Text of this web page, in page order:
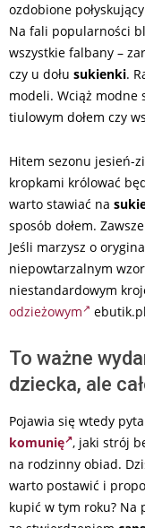
ozdobione
Na fali popularności
wszystkie falbany –
czy u dołu sukienki.
modeli. Wciąż modne
tiulowym dołem czy
Hitem sezonu jesień-
kropkami królować
warto stawiać na
sposób dołem.
Jeśli marzysz o
niepowtarzalnym
niestandardowym
odzieżowym
To ważne
dziecka, ale
Pojawia się wtedy
komunię , jaki strój
na rodzinny obiad.
warto postawić i
kupić w tym roku? Na